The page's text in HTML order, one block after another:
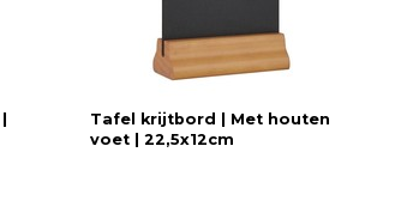
Tafel krijtbord | Met houten
voet | 22,5x12cm